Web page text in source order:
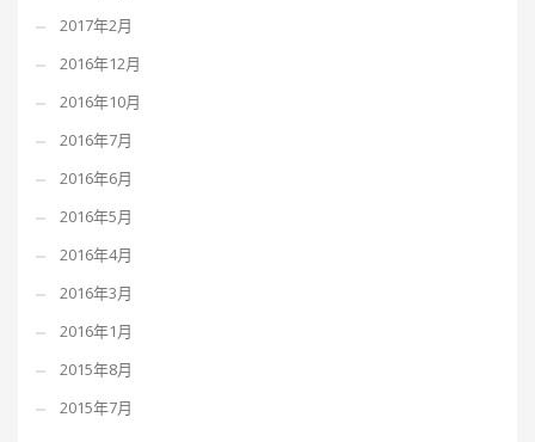
2017年2月
2016年12月
2016年10月
2016年7月
2016年6月
2016年5月
2016年4月
2016年3月
2016年1月
2015年8月
2015年7月